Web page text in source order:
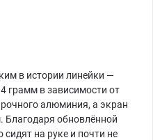
в истории линейки —
грамм в зависимости от
алюминия, а экран
обновлённой
на руке и почти не